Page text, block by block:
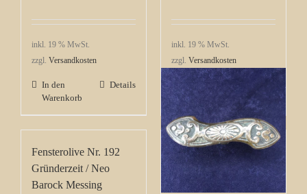
inkl. 19 % MwSt.
zzgl. Versandkosten
In den
Warenkorb
Details
inkl. 19 % MwSt.
zzgl. Versandkosten
In den
Warenkorb
Details
Fensterolive Nr. 192
Gründerzeit / Neo
Barock Messing
Fensterolive Nr. 193
Jugendstil Messing mit
Blumen Ornament